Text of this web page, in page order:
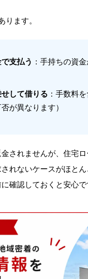
ります。
支払う ：手持ちの資
して借りる ：手数料
が異なります）
されませんが、住宅
れないケースがほと
確認しておくと安心で